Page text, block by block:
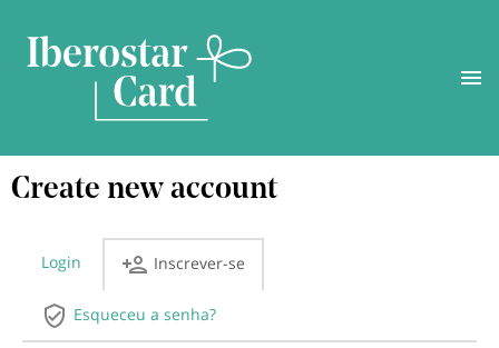
para
principal
Create new account
Separadores
primários
Login Inscrever-se
Esqueceu a senha?